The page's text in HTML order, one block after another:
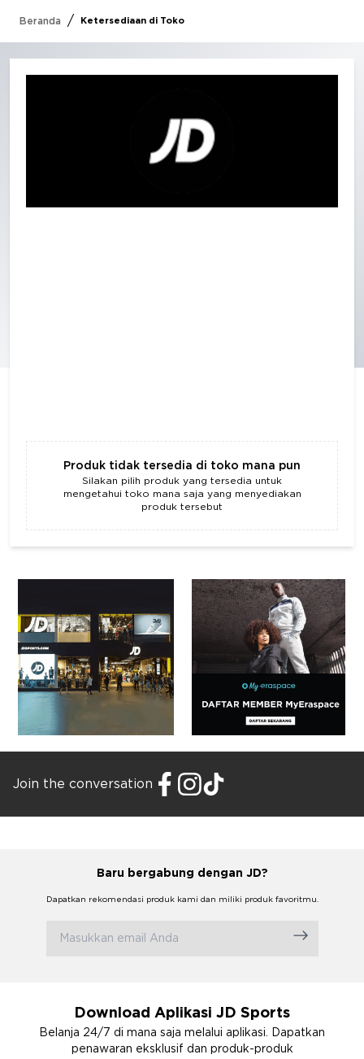
Beranda / Ketersediaan di Toko
Produk tidak tersedia di toko mana pun
Silakan pilih produk yang tersedia untuk
mengetahui toko mana saja yang menyediakan
produk tersebut
Join the conversation
Baru bergabung dengan JD?
Dapatkan rekomendasi produk kami dan miliki produk favoritmu.
Download Aplikasi JD Sports
Belanja 24/7 di mana saja melalui aplikasi. Dapatkan
penawaran eksklusif dan produk-produk